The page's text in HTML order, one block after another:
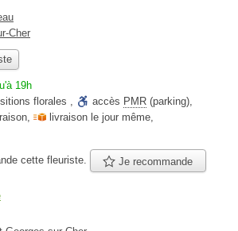
Cher
19h
florales , accès PMR (parking),
, livraison le jour même,
cette fleuriste. Je recommande